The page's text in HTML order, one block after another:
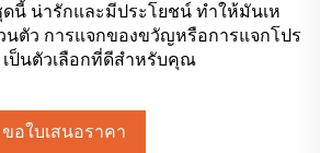
นี้ น่ารักและมีประโยชน์ ทําให้มันเห
นตัว การแจกของขวัญหรือการแจกโปร
ป็นตัวเลือกที่ดีสําหรับคุณ
ขอใบเสนอราคา